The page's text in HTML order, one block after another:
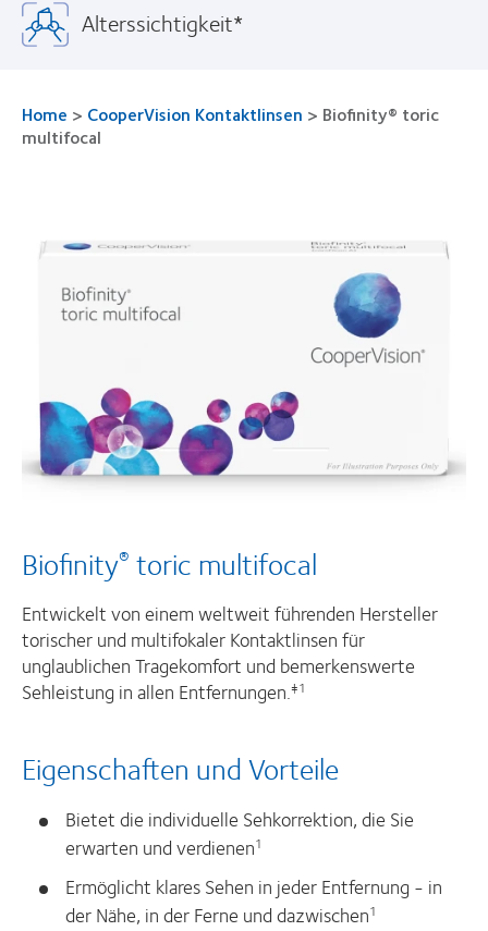
Alterssichtigkeit*
Home > CooperVision Kontaktlinsen > Biofinity® toric
multifocal
Biofinity® toric multifocal
Entwickelt von einem weltweit führenden Hersteller
torischer und multifokaler Kontaktlinsen für
unglaublichen Tragekomfort und bemerkenswerte
Sehleistung in allen Entfernungen.‡1
Eigenschaften und Vorteile
Bietet die individuelle Sehkorrektion, die Sie
erwarten und verdienen1
Ermöglicht klares Sehen in jeder Entfernung - in
der Nähe, in der Ferne und dazwischen1